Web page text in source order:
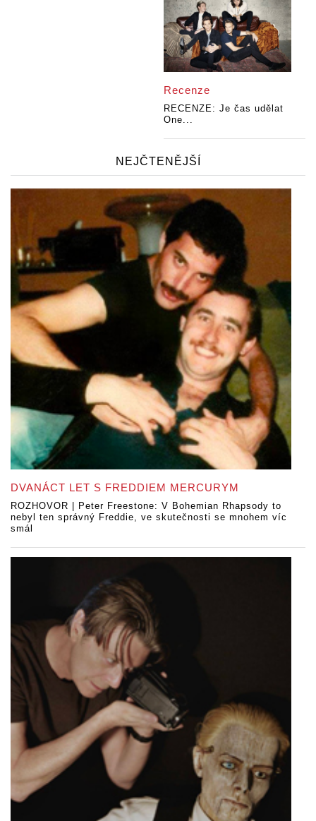
Recenze
RECENZE: Je čas udělat
One...
NEJČTENĚJŠÍ
DVANÁCT LET S FREDDIEM MERCURYM
ROZHOVOR | Peter Freestone: V Bohemian Rhapsody to
nebyl ten správný Freddie, ve skutečnosti se mnohem víc
smál